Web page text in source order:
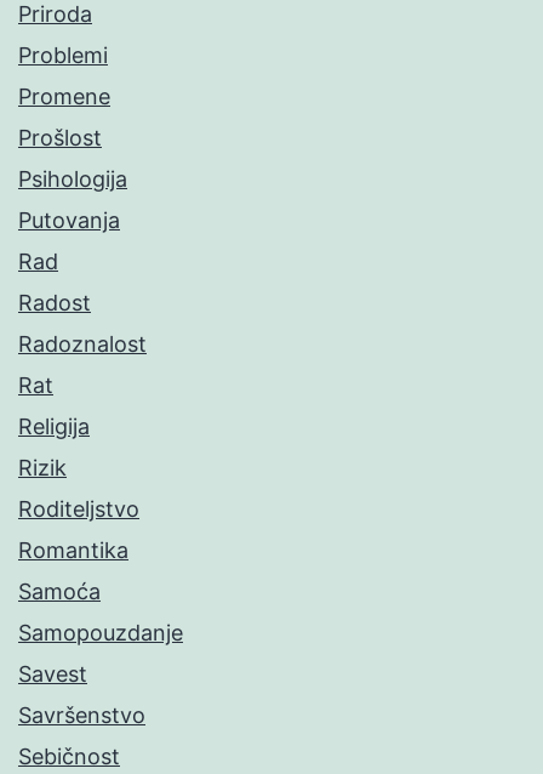
Priroda
Problemi
Promene
Prošlost
Psihologija
Putovanja
Rad
Radost
Radoznalost
Rat
Religija
Rizik
Roditeljstvo
Romantika
Samoća
Samopouzdanje
Savest
Savršenstvo
Sebičnost